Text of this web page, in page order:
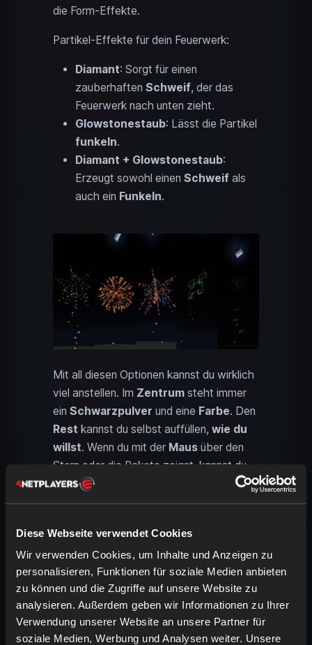
Diese Webseite verwendet Cookies
Wir verwenden Cookies, um Inhalte und Anzeigen zu
personalisieren, Funktionen für soziale Medien anbieten
zu können und die Zugriffe auf unsere Website zu
analysieren. Außerdem geben wir Informationen zu Ihrer
Verwendung unserer Website an unsere Partner für
soziale Medien, Werbung und Analysen weiter. Unsere
die Form-Effekte.
Partikel-Effekte für dein Feuerwerk:
Diamant: Sorgt für einen
zauberhaften Schweif, der das
Feuerwerk nach unten zieht.
Glowstonestaub: Lässt die Partikel
funkeln.
Diamant + Glowstonestaub:
Erzeugt sowohl einen Schweif als
auch ein Funkeln.
Mit all diesen Optionen kannst du wirklich
viel anstellen. Im Zentrum steht immer
ein Schwarzpulver und eine Farbe. Den
Rest kannst du selbst auffüllen, wie du
willst. Wenn du mit der Maus über den
Stern oder die Rakete zeigst, kannst du
auchalle Effekte in der Anzeige
sehen. So bringst du sie nicht
dann normal mitPapierund1–3
Schwarzpulver dreiRaketenherstellen.
All diese Aspekte lassen dir natürlich
extrem viele Freiheiten . Wie viel
Schwarzpulver? Welche Farben und wie
viele? Und dann noch zusätzliche